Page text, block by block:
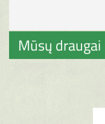
Mūsų draugai